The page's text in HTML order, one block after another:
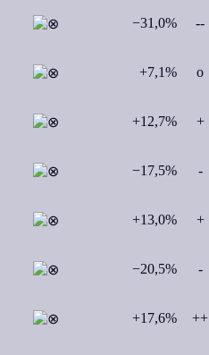
−31,0% --
+7,1% o
+12,7% +
−17,5% -
+13,0% +
−20,5% -
+17,6% ++